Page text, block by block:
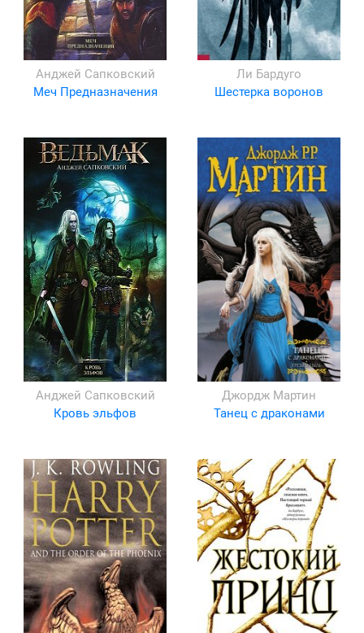
Анджей Сапковский
Меч Предназначения
Ли Бардуго
Шестерка воронов
Анджей Сапковский
Кровь эльфов
Джордж Мартин
Танец с драконами